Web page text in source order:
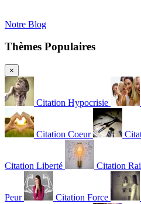
Notre Blog
Thèmes Populaires
×
Citation Hypocrisie
Citation Coeur
Citation Liberté Citation
Peur Citation Force